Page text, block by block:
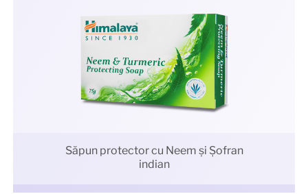
Săpun protector cu Neem şi Şofran
indian